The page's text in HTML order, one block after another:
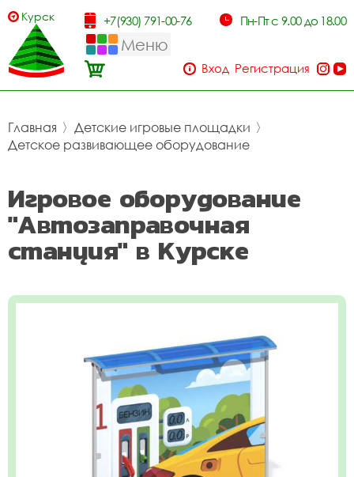
Курск +7(930) 791-00-76 Пн-Пт с 9.00 до 18.00
Меню
Вход Регистрация
Главная 〉 Детские игровые площадки 〉
Детское развивающее оборудование
Игровое оборудование
"Автозаправочная
станция" в Курске